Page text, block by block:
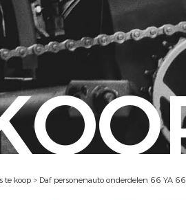
te koop > Daf personenauto onderdelen 66 YA